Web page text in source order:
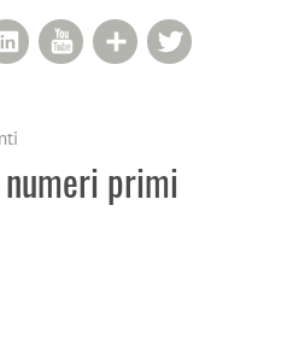
Google+
YouTube
LinkedIn
Feed
primi